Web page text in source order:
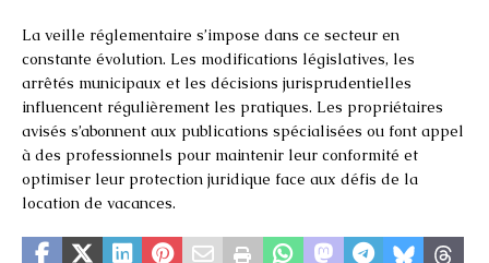
La veille réglementaire s’impose dans ce secteur en
constante évolution. Les modifications législatives, les
arrêtés municipaux et les décisions jurisprudentielles
influencent régulièrement les pratiques. Les propriétaires
avisés s’abonnent aux publications spécialisées ou font appel
à des professionnels pour maintenir leur conformité et
optimiser leur protection juridique face aux défis de la
location de vacances.